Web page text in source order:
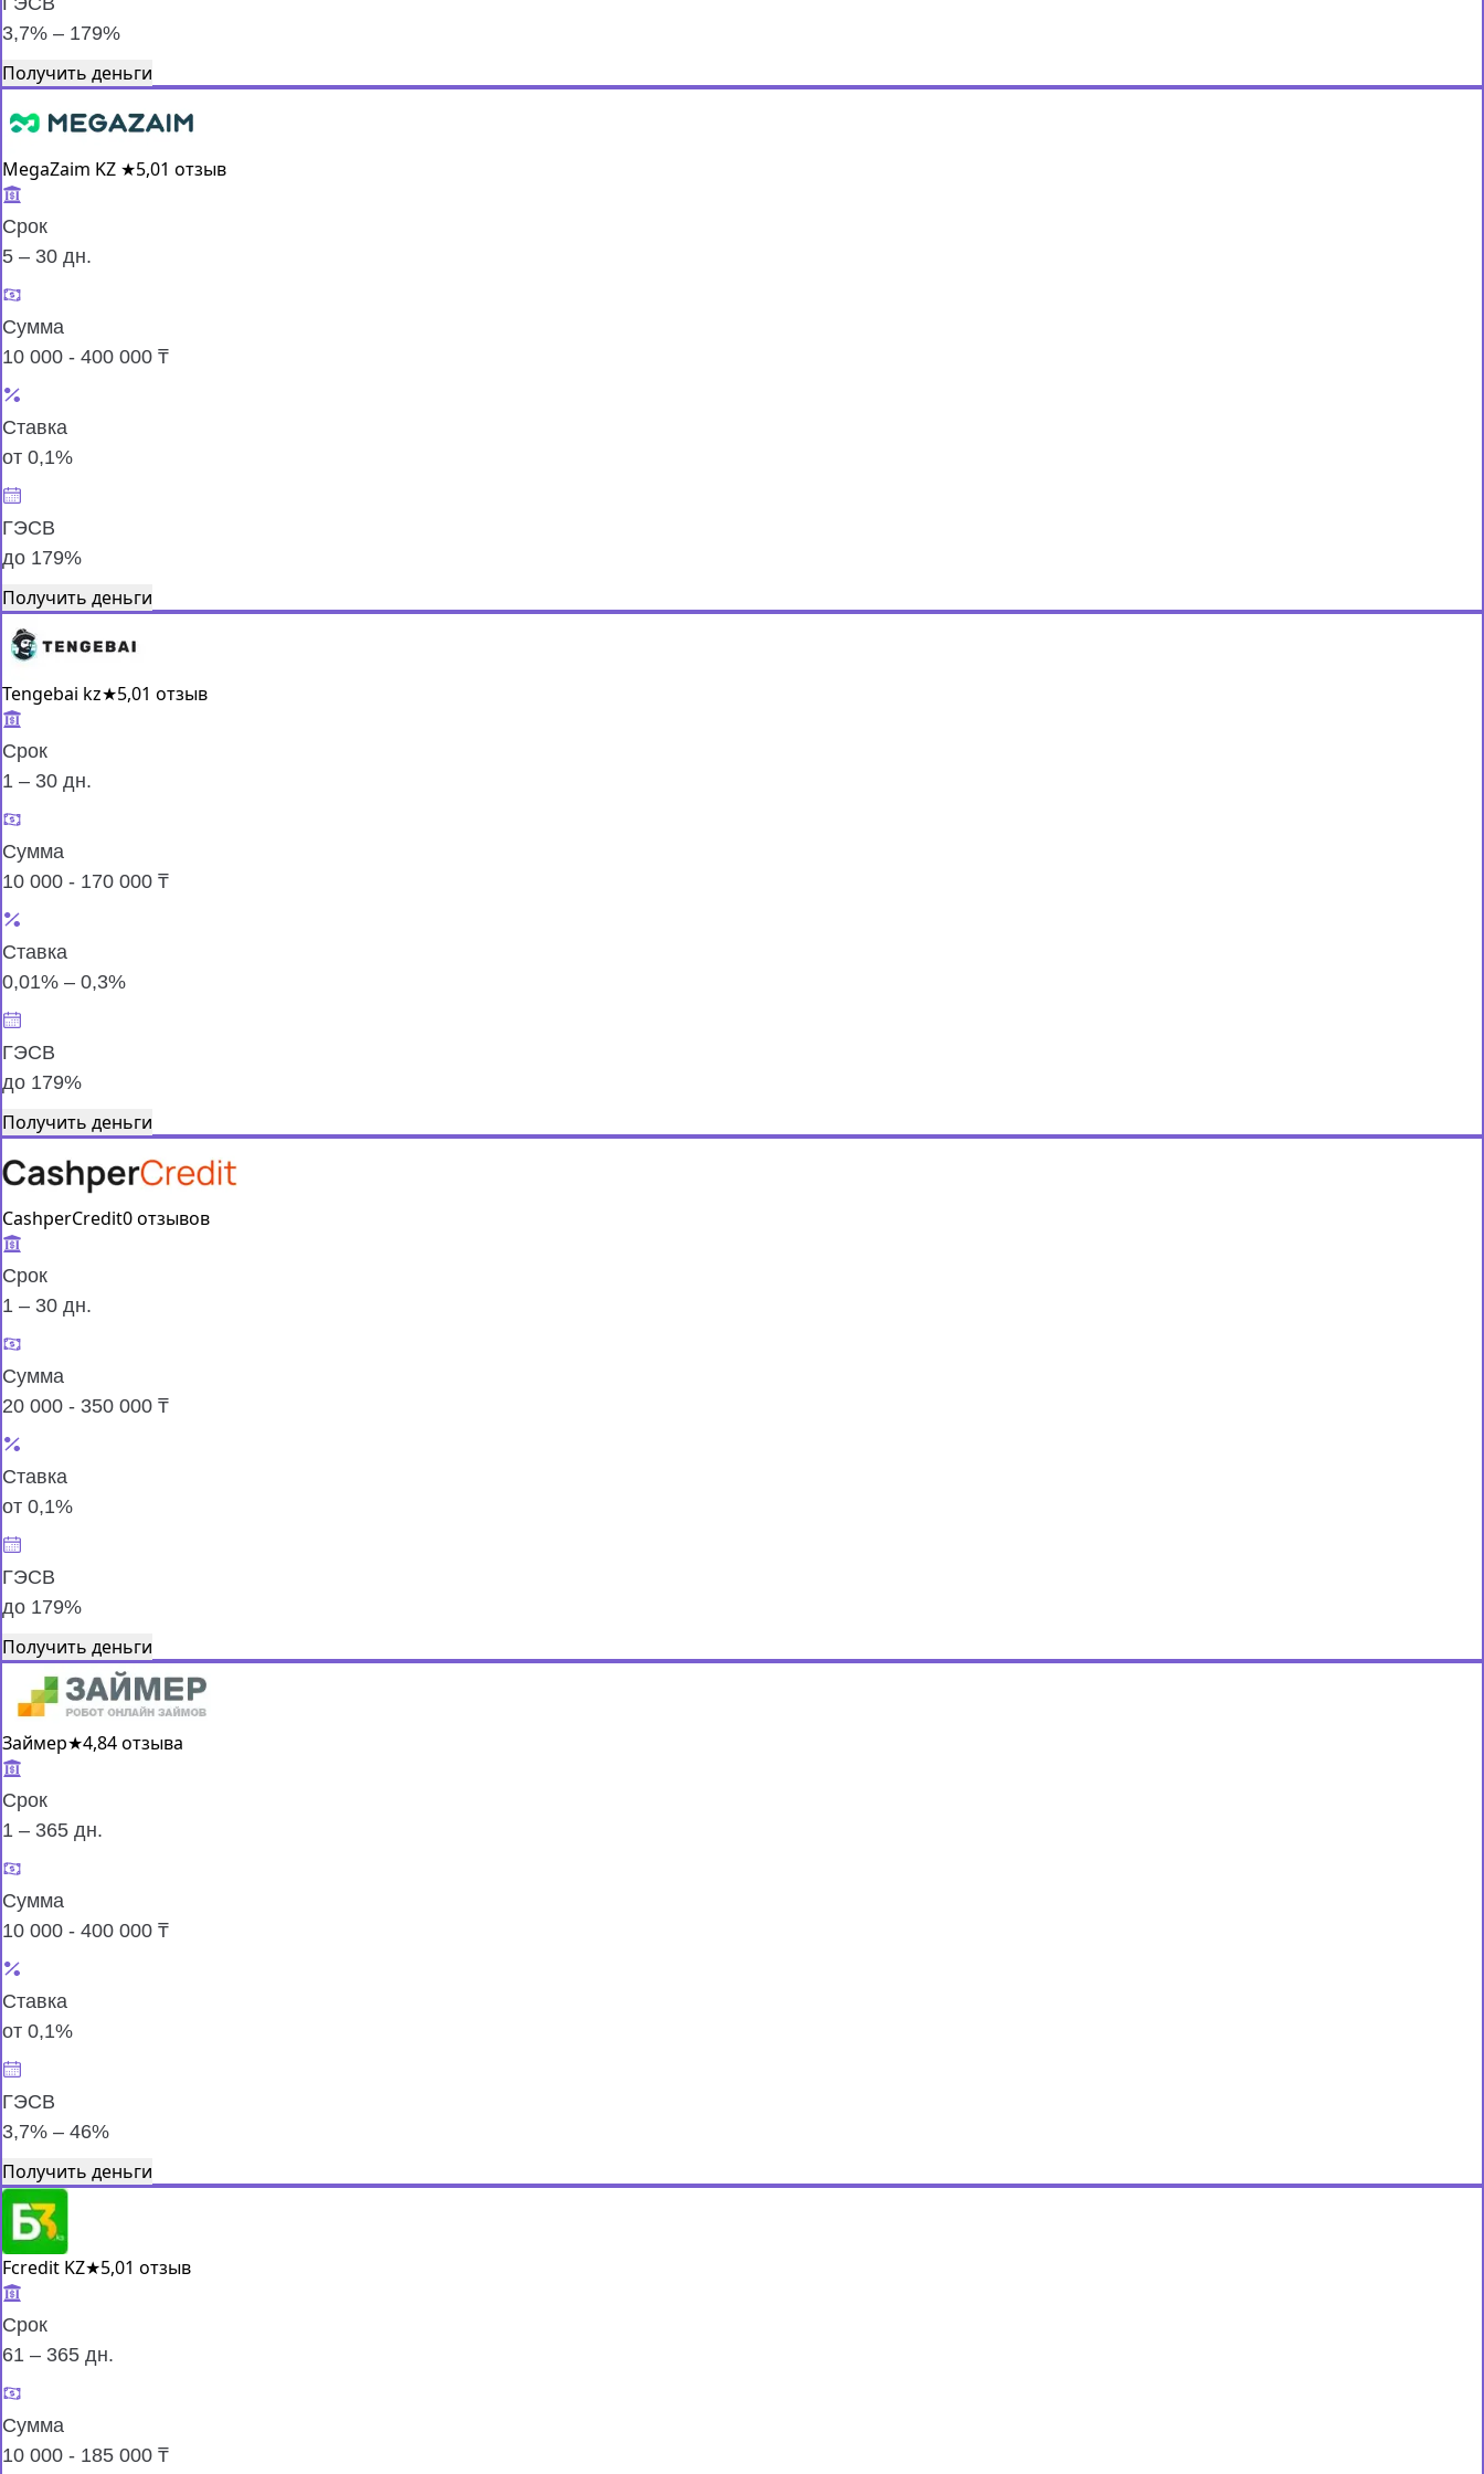
3,7% – 179%
Получить деньги
MegaZaim KZ ★5,01 отзыв
Срок
5 – 30 дн.
Сумма
10 000 - 400 000 ₸
Ставка
от 0,1%
ГЭСВ
до 179%
Получить деньги
Tengebai kz★5,01 отзыв
Срок
1 – 30 дн.
Сумма
10 000 - 170 000 ₸
Ставка
0,01% – 0,3%
ГЭСВ
до 179%
Получить деньги
CashperCredit0 отзывов
Срок
1 – 30 дн.
Сумма
20 000 - 350 000 ₸
Ставка
от 0,1%
ГЭСВ
до 179%
Получить деньги
Займер★4,84 отзыва
Срок
1 – 365 дн.
Сумма
10 000 - 400 000 ₸
Ставка
от 0,1%
ГЭСВ
3,7% – 46%
Получить деньги
Fcredit KZ★5,01 отзыв
Срок
61 – 365 дн.
Сумма
10 000 - 185 000 ₸